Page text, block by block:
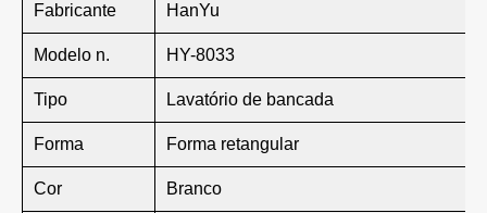
Fabricante HanYu
Modelo n. HY-8033
Tipo Lavatório de bancada
Forma Forma retangular
Cor Branco